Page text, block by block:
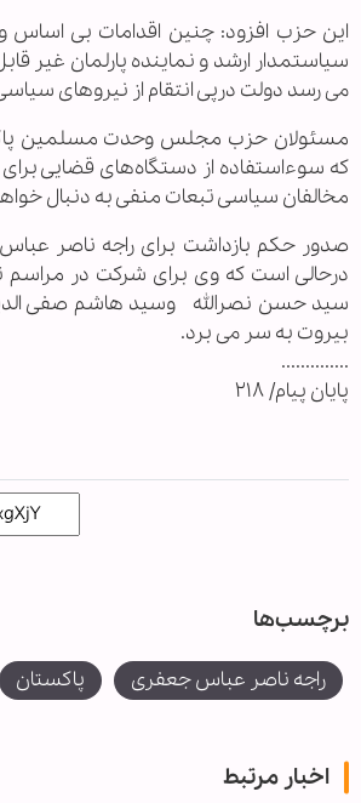
این حزب افزود: چنین اقدامات بی اساس
سیاستمدار ارشد و نماینده پارلمان غیر
می رسد دولت درپی انتقام از نیروهای
مسئولان حزب مجلس وحدت مسلمین
که سوءاستفاده از دستگاه‌های قضایی
مخالفان سیاسی تبعات منفی به دنبال
صدور حکم بازداشت برای راجه ناصر
درحالی است که وی برای شرکت در مراسم
سید حسن نصرالله وسید هاشم صفی
بیروت به سر می برد.
..............
پایان پیام/ ۲۱۸
برچسب‌ها
راجه ناصر عباس جعفری پاکستان
اخبار مرتبط